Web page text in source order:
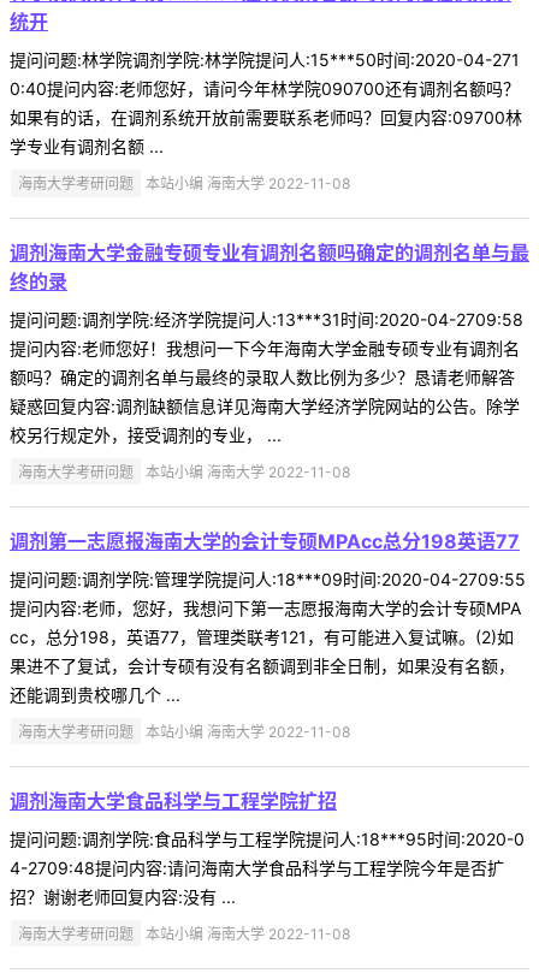
统开
提问问题:林学院调剂学院:林学院提问人:15***50时间:2020-04-271
0:40提问内容:老师您好，请问今年林学院090700还有调剂名额吗？
如果有的话，在调剂系统开放前需要联系老师吗？回复内容:09700林
学专业有调剂名额 ...
海南大学考研问题 本站小编 海南大学 2022-11-08
调剂海南大学金融专硕专业有调剂名额吗确定的调剂名单与最
终的录
提问问题:调剂学院:经济学院提问人:13***31时间:2020-04-2709:58
提问内容:老师您好！我想问一下今年海南大学金融专硕专业有调剂名
额吗？确定的调剂名单与最终的录取人数比例为多少？恳请老师解答
疑惑回复内容:调剂缺额信息详见海南大学经济学院网站的公告。除学
校另行规定外，接受调剂的专业， ...
海南大学考研问题 本站小编 海南大学 2022-11-08
调剂第一志愿报海南大学的会计专硕MPAcc总分198英语77
提问问题:调剂学院:管理学院提问人:18***09时间:2020-04-2709:55
提问内容:老师，您好，我想问下第一志愿报海南大学的会计专硕MPA
cc，总分198，英语77，管理类联考121，有可能进入复试嘛。(2)如
果进不了复试，会计专硕有没有名额调到非全日制，如果没有名额，
还能调到贵校哪几个 ...
海南大学考研问题 本站小编 海南大学 2022-11-08
调剂海南大学食品科学与工程学院扩招
提问问题:调剂学院:食品科学与工程学院提问人:18***95时间:2020-0
4-2709:48提问内容:请问海南大学食品科学与工程学院今年是否扩
招？谢谢老师回复内容:没有 ...
海南大学考研问题 本站小编 海南大学 2022-11-08